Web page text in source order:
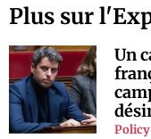
Plus sur
Un